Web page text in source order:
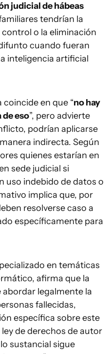
judicial de hábeas
tendrían la
o la eliminación
cuando fueran
inteligencia artificial
coincide en que “no hay
eso”, pero advierte
podrían aplicarse
indirecta. Según
quienes estarían en
sede judicial si
uso indebido de datos o
implica que, por
resolverse caso a
específicamente para
en temáticas
afirma que la
legalmente la
fallecidas,
específica sobre este
de derechos de autor
sustancial sigue